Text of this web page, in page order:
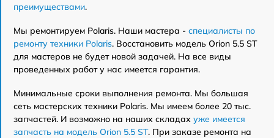
преимуществами.
Мы ремонтируем Polaris. Наши мастера - специалисты по
ремонту техники Polaris. Восстановить модель Orion 5.5 ST
для мастеров не будет новой задачей. На все виды
проведенных работ у нас имеется гарантия.
Минимальные сроки выполнения ремонта. Мы большая
сеть мастерских техники Polaris. Мы имеем более 20 тыс.
запчастей. И возможно на наших складах уже имеется
запчасть на модель Orion 5.5 ST. При заказе ремонта на